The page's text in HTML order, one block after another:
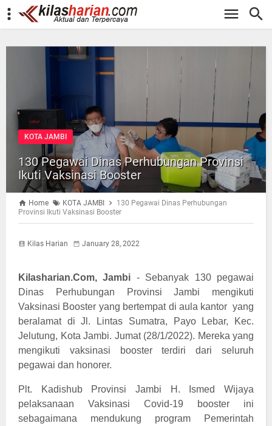
-->
KOTA JAMBI
130 Pegawai Dinas Perhubungan Provinsi
Ikuti Vaksinasi Booster
Home KOTA JAMBI
130 Pegawai Dinas Perhubungan
Provinsi Ikuti Vaksinasi Booster
Kilas Harian January 28, 2022
Kilasharian.Com, Jambi - Sebanyak 130 pegawai
Dinas Perhubungan Provinsi Jambi mengikuti
Vaksinasi Booster yang bertempat di aula kantor yang
beralamat di Jl. Lintas Sumatra, Payo Lebar, Kec.
Jelutung, Kota Jambi. Jumat (28/1/2022). Mereka yang
mengikuti vaksinasi booster terdiri dari seluruh
pegawai dan honorer.
Plt. Kadishub Provinsi Jambi H. Ismed Wijaya
pelaksanaan Vaksinasi Covid-19 booster ini
sebagaimana mendukung program Pemerintah